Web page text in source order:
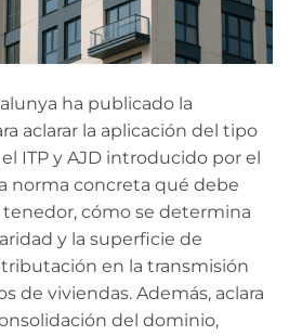
ha publicado la
aclarar la aplicación del tipo
ITP y AJD introducido por el
norma concreta qué debe
cómo se determina
y la superficie de
en la transmisión
de viviendas. Además, aclara
del dominio,